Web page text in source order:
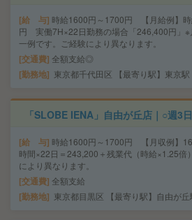
給 与 時給1600円～1700円 【月給例】
円 実働7H×22日勤務の場合「246,400円」※
一例です。ご経験により異なります。
交通費 全額支給◎
勤務地 東京都千代田区 【最寄り駅】東京駅
「SLOBE IENA」自由が丘店｜○週3
給 与 時給1600円～1700円 【月収例】
時間×22日＝243,200＋残業代（時給×1.25倍
により異なります。
交通費 全額支給
勤務地 東京都目黒区 【最寄り駅】自由が丘